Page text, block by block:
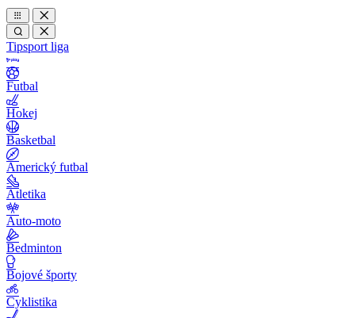
Tipsport liga
Futbal
Hokej
Basketbal
Americký futbal
Atletika
Auto-moto
Bedminton
Bojové športy
Cyklistika